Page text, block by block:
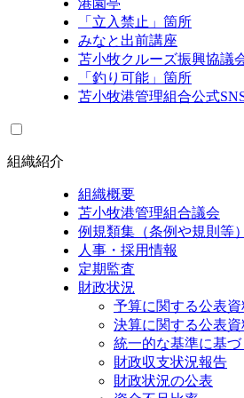
港園亭
「立入禁止」箇所
みなと出前講座
苫小牧クルーズ振興協議
「釣り可能」箇所
苫小牧港管理組合公式
組織紹介
組織概要
苫小牧港管理組合議会
例規類集（条例や規則等）
人事・採用情報
定期監査
財政状況
予算に関する公表資
決算に関する公表資
統一的な基準に基
財政収支状況報告
財政状況の公表